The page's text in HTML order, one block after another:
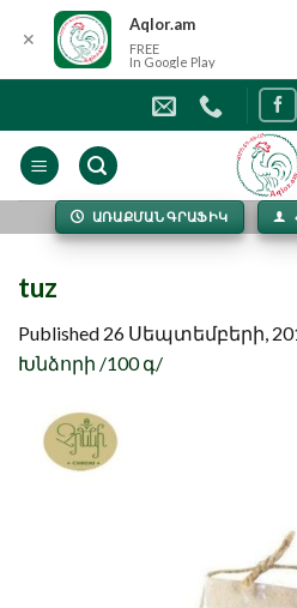
content
ԱՌԱՔՄԱՆ ԳՐԱՖԻԿ
tuz
Published 26 Սեպտեմբերի,
Խնձորի /100 գ/
✕
Aqlor.am
FREE
In Google Play